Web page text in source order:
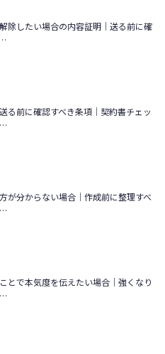
除したい場合の内容証明｜送る前に確
る前に確認すべき条項｜契約書チェッ
が分からない場合｜作成前に整理すべ
とで本気度を伝えたい場合｜強くなり